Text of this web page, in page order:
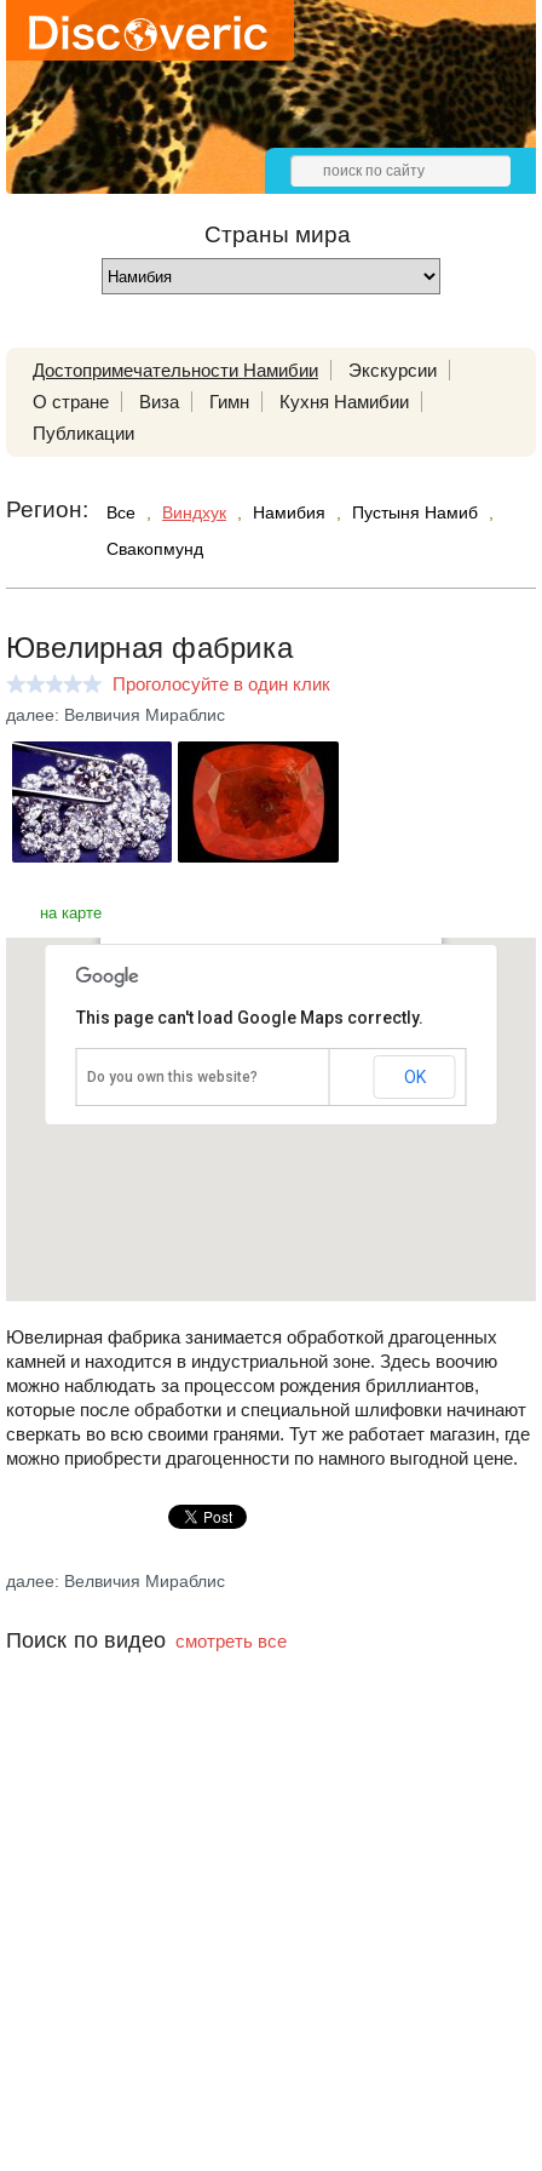
Страны мира
Достопримечательности Намибии
Экскурсии
О стране
Виза Гимн
Кухня Намибии
Публикации
Регион: Все Виндхук Намибия Пустыня Намиб
Свакопмунд
Ювелирная фабрика
Проголосуйте в один клик
далее: Велвичия Мираблис
на карте
Намибия, Виндхук
This page can't load Google Maps correctly.
Do you own this website? OK
Ювелирная фабрика занимается обработкой драгоценных
камней и находится в индустриальной зоне. Здесь воочию
можно наблюдать за процессом рождения бриллиантов,
которые после обработки и специальной шлифовки начинают
сверкать во всю своими гранями. Тут же работает магазин, где
можно приобрести драгоценности по намного выгодной цене.
далее: Велвичия Мираблис
Поиск по видео смотреть все